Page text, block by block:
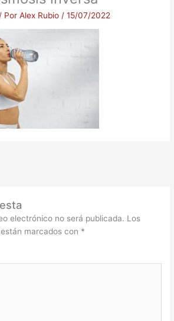
/ PorAlex Rubio /15/07/2022
electrónico no será publicada. Los
marcados con *